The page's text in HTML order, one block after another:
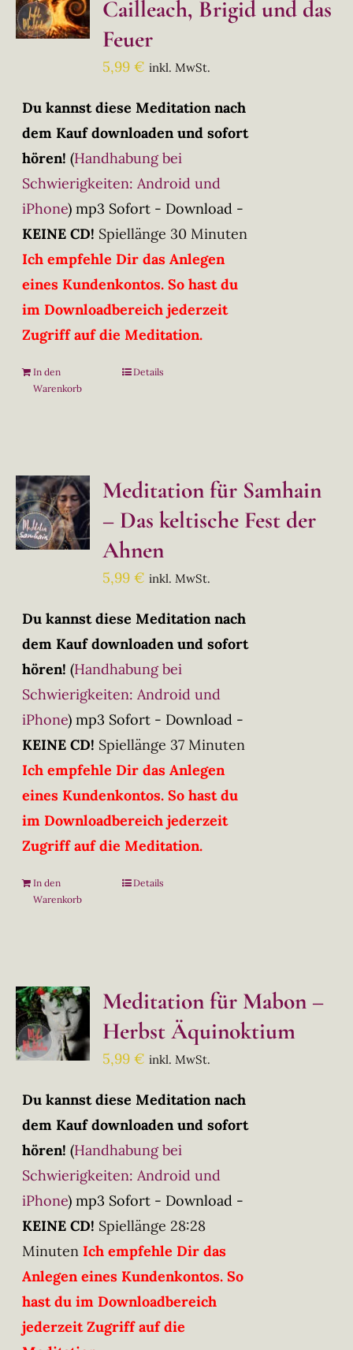
Cailleach, Brigid und das
Feuer
5,99€ inkl. MwSt.
Du kannst diese Meditation nach
dem Kauf downloaden und sofort
hören! (Handhabung bei
Schwierigkeiten: Android und
iPhone) mp3 Sofort - Download -
KEINE CD! Spiellänge 30 Minuten
Ich empfehle Dir das Anlegen
eines Kundenkontos. So hast du
im Downloadbereich jederzeit
Zugriff auf die Meditation.
In den
Warenkorb
Details
Meditation für Samhain
– Das keltische Fest der
Ahnen
5,99€ inkl. MwSt.
Du kannst diese Meditation nach
dem Kauf downloaden und sofort
hören! (Handhabung bei
Schwierigkeiten: Android und
iPhone) mp3 Sofort - Download -
KEINE CD! Spiellänge 37 Minuten
Ich empfehle Dir das Anlegen
eines Kundenkontos. So hast du
im Downloadbereich jederzeit
Zugriff auf die Meditation.
In den
Warenkorb
Details
Meditation für Mabon –
Herbst Äquinoktium
5,99€ inkl. MwSt.
Du kannst diese Meditation nach
dem Kauf downloaden und sofort
hören! (Handhabung bei
Schwierigkeiten: Android und
iPhone) mp3 Sofort - Download -
KEINE CD! Spiellänge 28:28
Minuten Ich empfehle Dir das
Anlegen eines Kundenkontos. So
hast du im Downloadbereich
jederzeit Zugriff auf die